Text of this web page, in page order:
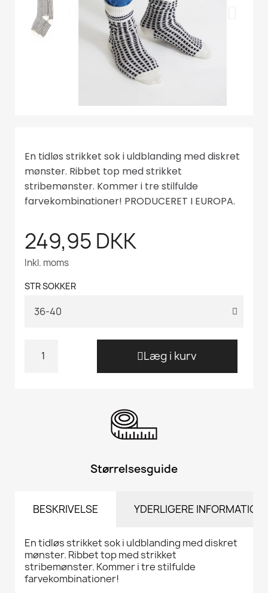
En tidløs strikket sok i uldblanding med diskret
mønster. Ribbet top med strikket
stribemønster. Kommer i tre stilfulde
farvekombinationer! PRODUCERET I EUROPA.
249,95 DKK
Inkl. moms
STR SOKKER
Læg i kurv
Størrelsesguide
BESKRIVELSE YDERLIGERE INFORMATION
En tidløs strikket sok i uldblanding med diskret
mønster. Ribbet top med strikket
stribemønster. Kommer i tre stilfulde
farvekombinationer!